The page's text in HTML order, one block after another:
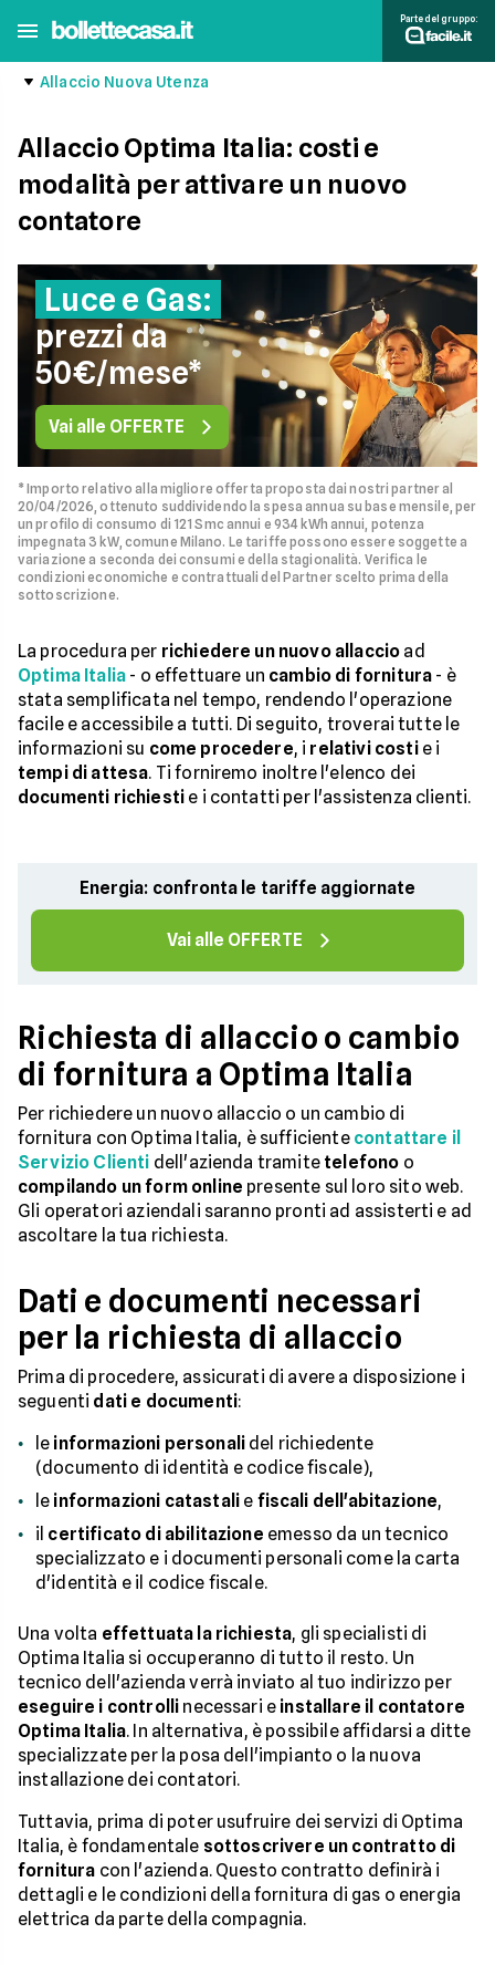
Parte del gruppo:
Allaccio Nuova Utenza
Allaccio Optima Italia: costi e
modalità per attivare un nuovo
contatore
Luce e Gas:
prezzi da
50€/mese*
Vai alle OFFERTE
* Importo relativo alla migliore offerta proposta dai nostri partner al
20/04/2026, ottenuto suddividendo la spesa annua su base mensile, per
un profilo di consumo di 121 Smc annui e 934 kWh annui, potenza
impegnata 3 kW, comune Milano. Le tariffe possono essere soggette a
variazione a seconda dei consumi e della stagionalità. Verifica le
condizioni economiche e contrattuali del Partner scelto prima della
sottoscrizione.
La procedura per richiedere un nuovo allaccio ad
Optima Italia - o effettuare un cambio di fornitura - è
stata semplificata nel tempo, rendendo l'operazione
facile e accessibile a tutti. Di seguito, troverai tutte le
informazioni su come procedere, i relativi costie i
tempi di attesa. Ti forniremo inoltre l'elenco dei
documenti richiesti e i contatti per l'assistenza clienti.
Energia: confronta le tariffe aggiornate
Vai alle OFFERTE
Richiesta di allaccio o cambio
di fornitura a Optima Italia
Per richiedere un nuovo allaccio o un cambio di
fornitura con Optima Italia, è sufficiente contattare il
Servizio Clienti dell'azienda tramite telefono o
compilando un form online presente sul loro sito web.
Gli operatori aziendali saranno pronti ad assisterti e ad
ascoltare la tua richiesta.
Dati e documenti necessari
per la richiesta di allaccio
Prima di procedere, assicurati di avere a disposizione i
seguenti dati e documenti:
le informazioni personali del richiedente
(documento di identità e codice fiscale),
le informazioni catastali e fiscali dell'abitazione,
il certificato di abilitazione emesso da un tecnico
specializzato e i documenti personali come la carta
d'identità e il codice fiscale.
Una volta effettuata la richiesta, gli specialisti di
Optima Italia si occuperanno di tutto il resto. Un
tecnico dell'azienda verrà inviato al tuo indirizzo per
eseguire i controlli necessari e installare il contatore
Optima Italia. In alternativa, è possibile affidarsi a ditte
specializzate per la posa dell'impianto o la nuova
installazione dei contatori.
Tuttavia, prima di poter usufruire dei servizi di Optima
Italia, è fondamentale sottoscrivere un contratto di
fornitura con l'azienda. Questo contratto definirà i
dettagli e le condizioni della fornitura di gas o energia
elettrica da parte della compagnia.